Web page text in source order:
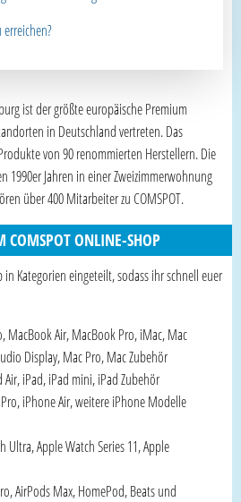
erreichen?
ist der größte europäische Premium
in Deutschland vertreten. Das
von 90 renommierten Herstellern. Die
1990er Jahren in einer Zweizimmerwohnung
über 400 Mitarbeiter zu COMSPOT.
COMSPOT ONLINE-SHOP
Kategorien eingeteilt, sodass ihr schnell euer
MacBook Air, MacBook Pro, iMac, Mac
Display, Mac Pro, Mac Zubehör
Air, iPad, iPad mini, iPad Zubehör
iPhone Air, weitere iPhone Modelle
Ultra, Apple Watch Series 11, Apple
AirPods Max, HomePod, Beats und